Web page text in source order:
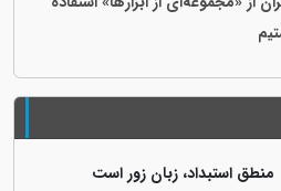
منطق استبداد، زبان زور است